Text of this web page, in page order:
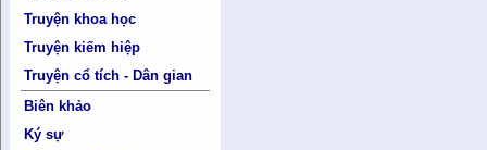
Truyện khoa học
Truyện kiếm hiệp
Truyện cổ tích - Dân gian
Biên khảo
Ký sự